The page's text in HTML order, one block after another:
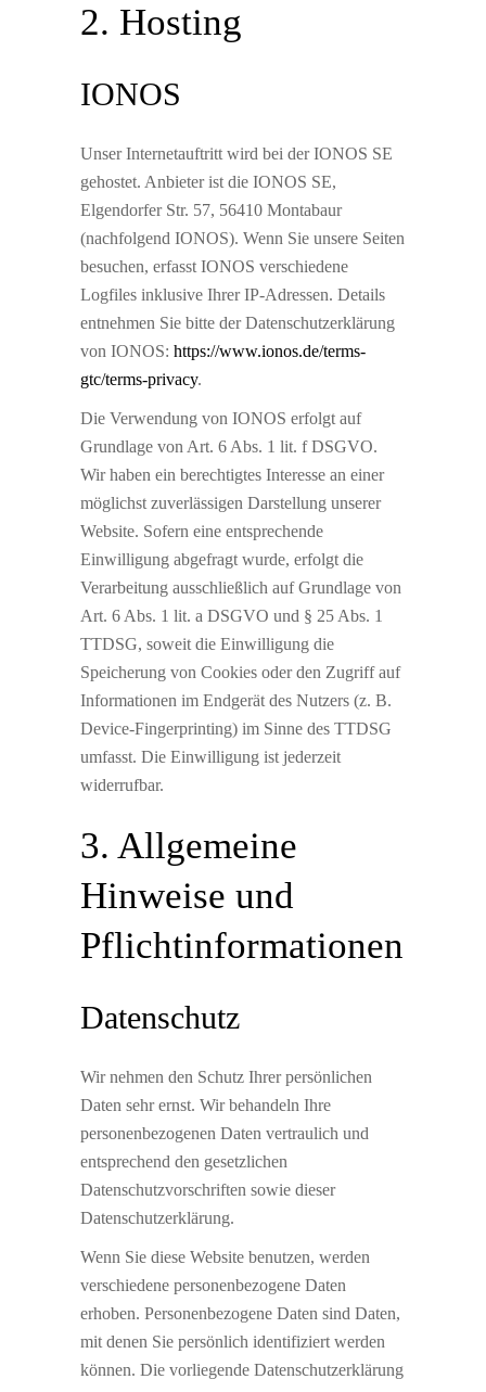
2. Hosting
IONOS
Unser Internetauftritt wird bei der IONOS SE
gehostet. Anbieter ist die IONOS SE,
Elgendorfer Str. 57, 56410 Montabaur
(nachfolgend IONOS). Wenn Sie unsere Seiten
besuchen, erfasst IONOS verschiedene
Logfiles inklusive Ihrer IP-Adressen. Details
entnehmen Sie bitte der Datenschutzerklärung
von IONOS: https://www.ionos.de/terms-
gtc/terms-privacy.
Die Verwendung von IONOS erfolgt auf
Grundlage von Art. 6 Abs. 1 lit. f DSGVO.
Wir haben ein berechtigtes Interesse an einer
möglichst zuverlässigen Darstellung unserer
Website. Sofern eine entsprechende
Einwilligung abgefragt wurde, erfolgt die
Verarbeitung ausschließlich auf Grundlage von
Art. 6 Abs. 1 lit. a DSGVO und § 25 Abs. 1
TTDSG, soweit die Einwilligung die
Speicherung von Cookies oder den Zugriff auf
Informationen im Endgerät des Nutzers (z. B.
Device-Fingerprinting) im Sinne des TTDSG
umfasst. Die Einwilligung ist jederzeit
widerrufbar.
3. Allgemeine
Hinweise und
Pflicht­informationen
Datenschutz
Wir nehmen den Schutz Ihrer persönlichen
Daten sehr ernst. Wir behandeln Ihre
personenbezogenen Daten vertraulich und
entsprechend den gesetzlichen
Datenschutzvorschriften sowie dieser
Datenschutzerklärung.
Wenn Sie diese Website benutzen, werden
verschiedene personenbezogene Daten
erhoben. Personenbezogene Daten sind Daten,
mit denen Sie persönlich identifiziert werden
können. Die vorliegende Datenschutzerklärung